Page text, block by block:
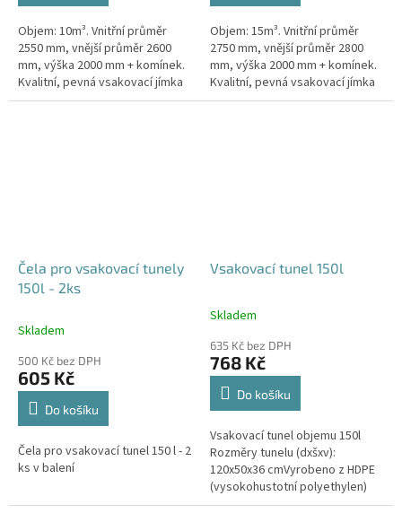
hvězdiček.
Objem: 10m³. Vnitřní průměr
2550 mm, vnější průměr 2600
mm, výška 2000 mm + komínek.
Kvalitní, pevná vsakovací jímka
(nádrž) bez potřeby
hvězdiček.
Objem: 15m³. Vnitřní průměr
2750 mm, vnější průměr 2800
mm, výška 2000 mm + komínek.
Kvalitní, pevná vsakovací jímka
(nádrž) bez potřeby
Čela pro vsakovací tunely
150l - 2ks
Skladem
500 Kč bez DPH
605 Kč
Do košíku
Čela pro vsakovací tunel 150 l - 2
ks v balení
Vsakovací tunel 150l
Průměrné
produktu
je
4,6
hvězdiček.
Skladem
635 Kč bez DPH
768 Kč
Do košíku
Vsakovací tunel objemu 150l
Rozměry tunelu (dxšxv):
120x50x36 cmVyrobeno z HDPE
(vysokohustotní polyethylen)
Nosnost bloků až 3,5t - možno